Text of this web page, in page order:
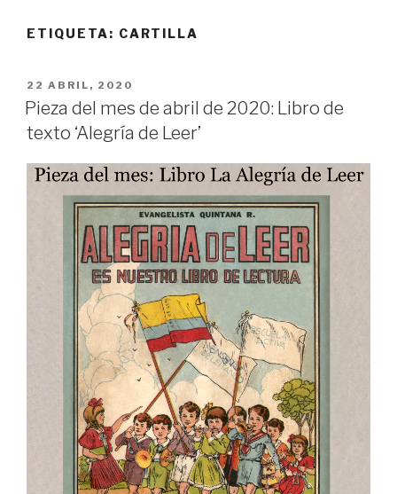
ETIQUETA: CARTILLA
PUBLICADO
EL
22 ABRIL, 2020
Pieza del mes de abril de 2020: Libro de
texto ‘Alegría de Leer’